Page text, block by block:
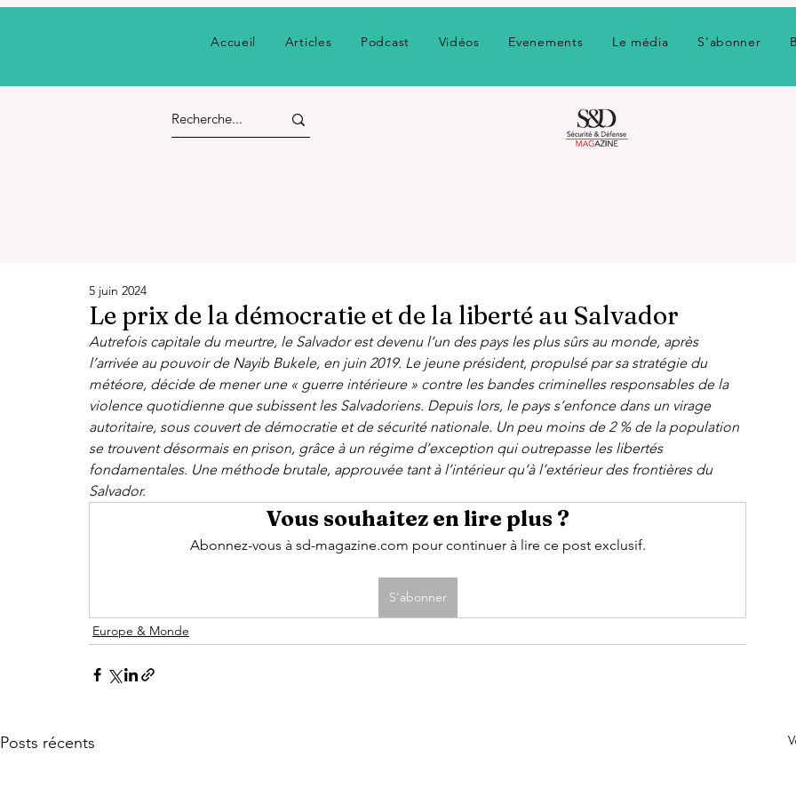
Accueil Articles Podcast Vidéos Evenements Le média S'abonner
Le prix de la démocratie et de la liberté au Salvador
5 juin 2024
Autrefois capitale du meurtre, le Salvador est devenu l’un des pays les plus sûrs au monde, après
l’arrivée au pouvoir de Nayib Bukele, en juin 2019. Le jeune président, propulsé par sa stratégie du
météore, décide de mener une « guerre intérieure » contre les bandes criminelles responsables de la
violence quotidienne que subissent les Salvadoriens. Depuis lors, le pays s’enfonce dans un virage
autoritaire, sous couvert de démocratie et de sécurité nationale. Un peu moins de 2 % de la population
se trouvent désormais en prison, grâce à un régime d’exception qui outrepasse les libertés
fondamentales. Une méthode brutale, approuvée tant à l’intérieur qu’à l’extérieur des frontières du
Salvador.
Vous souhaitez en lire plus ?
Abonnez-vous à sd-magazine.com pour continuer à lire ce post exclusif.
S'abonner
Europe & Monde
Posts récents